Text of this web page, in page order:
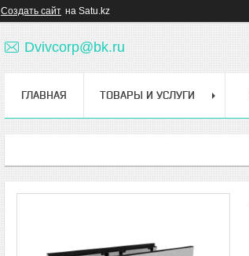
Создать сайт на Satu.kz
Dvivcorp@bk.ru
ГЛАВНАЯ ТОВАРЫ И УСЛУГИ